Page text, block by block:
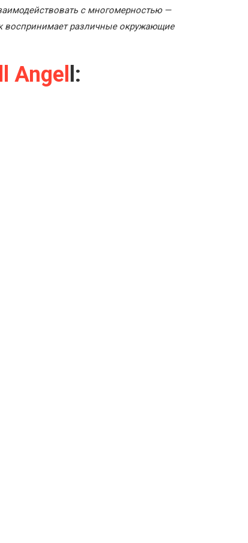
с многомерностью —
воспринимает различные окружающие
Angel l: